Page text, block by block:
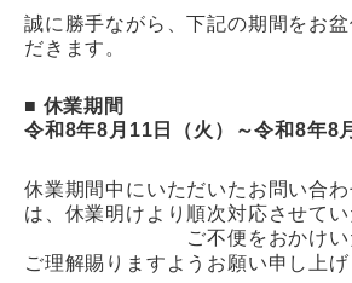
誠に勝手ながら、下記の期間をお
だきます。
■ 休業期間
令和8年8月11日（火）～令和8年8
休業期間中にいただいたお問い合
は、休業明けより順次対応させてい
ご不便をおかけいたし
ご理解賜りますようお願い申し上げ